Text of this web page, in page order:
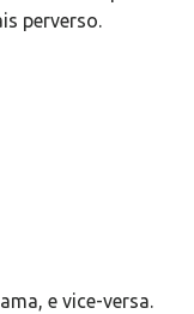
perverso.
e vice-versa.